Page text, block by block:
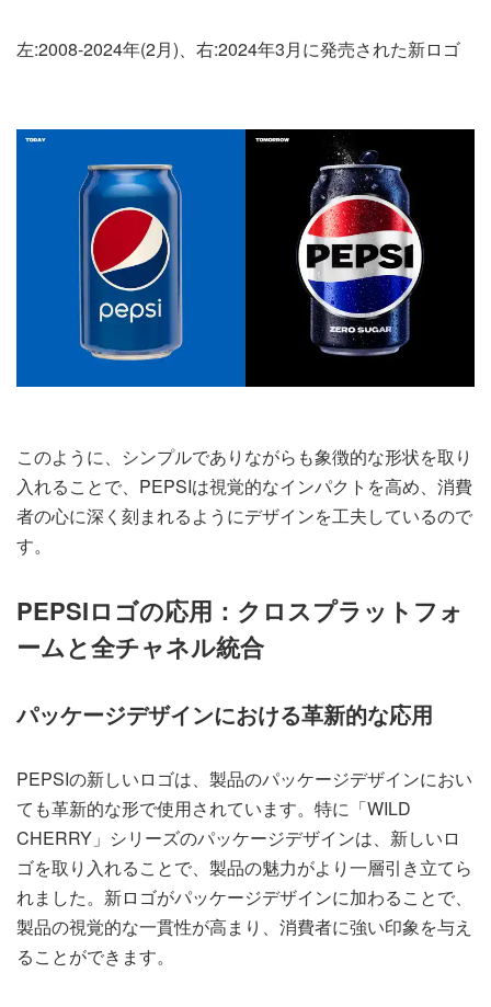
左:2008-2024年(2月)、右:2024年3月に発売された新ロゴ
このように、シンプルでありながらも象徴的な形状を取り
入れることで、PEPSIは視覚的なインパクトを高め、消費
者の心に深く刻まれるようにデザインを工夫しているので
す。
PEPSIロゴの応用：クロスプラットフォ
ームと全チャネル統合
パッケージデザインにおける革新的な応用
PEPSIの新しいロゴは、製品のパッケージデザインにおい
ても革新的な形で使用されています。特に「WILD
CHERRY」シリーズのパッケージデザインは、新しいロ
ゴを取り入れることで、製品の魅力がより一層引き立てら
れました。新ロゴがパッケージデザインに加わることで、
製品の視覚的な一貫性が高まり、消費者に強い印象を与え
ることができます。